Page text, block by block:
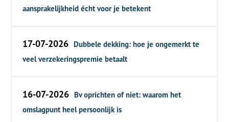
aansprakelijkheid écht voor je betekent
17-07-2026 Dubbele dekking: hoe je ongemerkt te
veel verzekeringspremie betaalt
16-07-2026 Bv oprichten of niet: waarom het
omslagpunt heel persoonlijk is